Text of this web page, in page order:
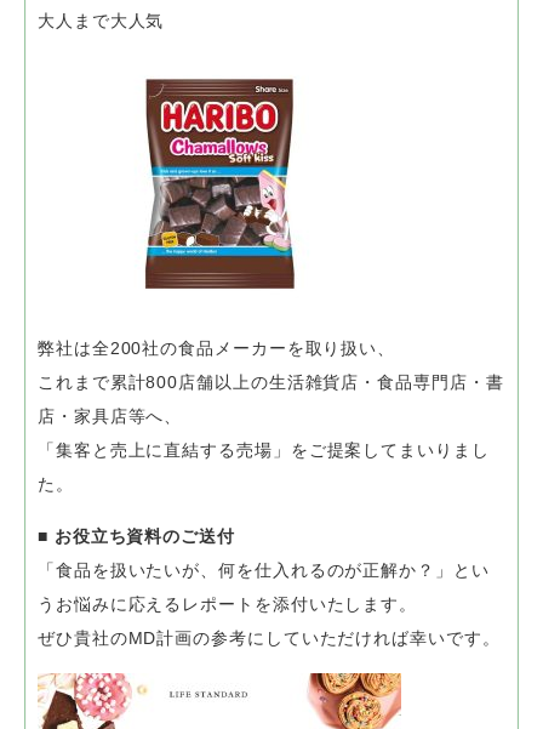
大人まで大人気
弊社は全200社の食品メーカーを取り扱い、
これまで累計800店舗以上の生活雑貨店・食品専門店・書
店・家具店等へ、
「集客と売上に直結する売場」をご提案してまいりまし
た。
■ お役立ち資料のご送付
「食品を扱いたいが、何を仕入れるのが正解か？」とい
うお悩みに応えるレポートを添付いたします。
ぜひ貴社のMD計画の参考にしていただければ幸いです。